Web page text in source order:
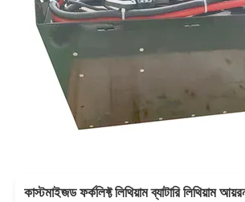
কাস্টমাইজড ফর্কলিফ্ট লিথিয়াম ব্যাটারি লিথিয়াম